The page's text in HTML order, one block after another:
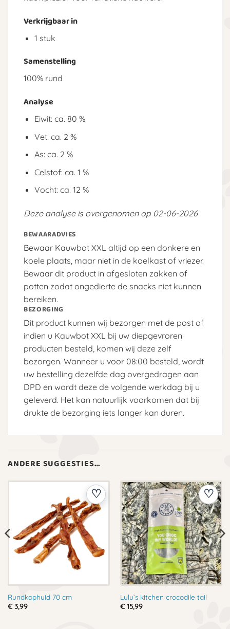
Verkrijgbaar in
1 stuk
Samenstelling
100% rund
Analyse
Eiwit: ca. 80 %
Vet: ca. 2 %
As: ca. 2 %
Celstof: ca. 1 %
Vocht: ca. 12 %
Deze analyse is overgenomen op 02-06-2026
BEWAARADVIES
Bewaar Kauwbot XXL altijd op een donkere en
koele plaats, maar niet in de koelkast of vriezer.
Bewaar dit product in afgesloten zakken of
potten zodat ongedierte de snacks niet kunnen
bereiken.
BEZORGING
Dit product kunnen wij bezorgen met de post of
indien u Kauwbot XXL bij uw diepgevroren
producten besteld, komen wij deze zelf
bezorgen. Wanneer u voor 08:00 besteld, wordt
uw bestelling dezelfde dag overgedragen aan
DPD en wordt deze de volgende werkdag bij u
geleverd. Het kan natuurlijk voorkomen dat bij
drukte de bezorging iets langer kan duren.
ANDERE SUGGESTIES…
Rundkophuid 70 cm
€3,99
Lulu’s kitchen crocodile tail
€15,99